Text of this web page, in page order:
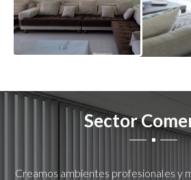
Sector
Creamos ambientes profesionales y